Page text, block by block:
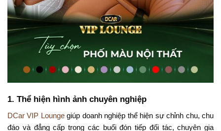
1. Thể hiện hình ảnh chuyên nghiệp
DCar VIP Loungegiúp doanh nghiệp thể hiện sự chỉnh chu, chu
đáo và đẳng cấp trong các buổi đón tiếp đối tác, chuyên gia